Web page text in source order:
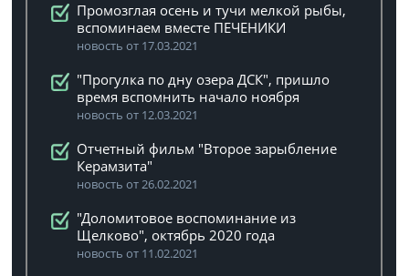
Промозглая осень и тучи мелкой рыбы,
вспоминаем вместе ПЕЧЕНИКИ
новость от 17.03.2021
"Прогулка по дну озера ДСК", пришло
время вспомнить начало ноября
новость от 12.03.2021
Отчетный фильм "Второе зарыбление
Керамзита"
новость от 26.02.2021
"Доломитовое воспоминание из
Щелково", октябрь 2020 года
новость от 11.02.2021